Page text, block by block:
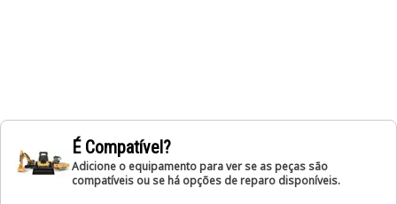
É Compatível?
Adicione o equipamento para ver se as peças são
compatíveis ou se há opções de reparo disponíveis.